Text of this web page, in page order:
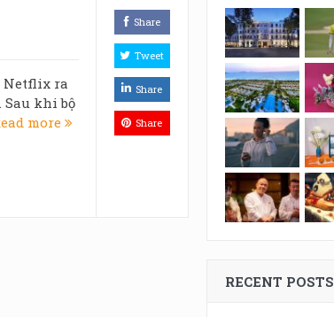
Netflix ra
Sau khi bộ
more
Share
Tweet
Share
Share
RECENT POSTS